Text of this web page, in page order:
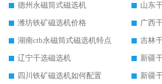
德州永磁筒式磁选机
山东
潍坊铁矿磁选机价格
广西
湖南ctb永磁筒式磁选机特点
吉林
辽宁干选磁选机
新疆
四川铁矿磁选机如何配置
新疆